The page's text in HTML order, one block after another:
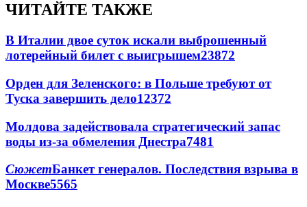
ЧИТАЙТЕ ТАКЖЕ
В Италии двое суток искали выброшенный
лотерейный билет с выигрышем23872
Орден для Зеленского: в Польше требуют от
Туска завершить дело12372
Молдова задействовала стратегический запас
воды из-за обмеления Днестра7481
СюжетБанкет генералов. Последствия взрыва в
Москве5565